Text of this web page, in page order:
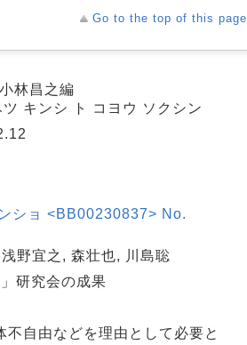
Go to the top of this page
林昌之編
キンシ ト コヨウ ソクシン
ショ <BB00230837> No.
野宜之, 森壮也, 川島聡
研究会の成果
自由などを理由として必要と